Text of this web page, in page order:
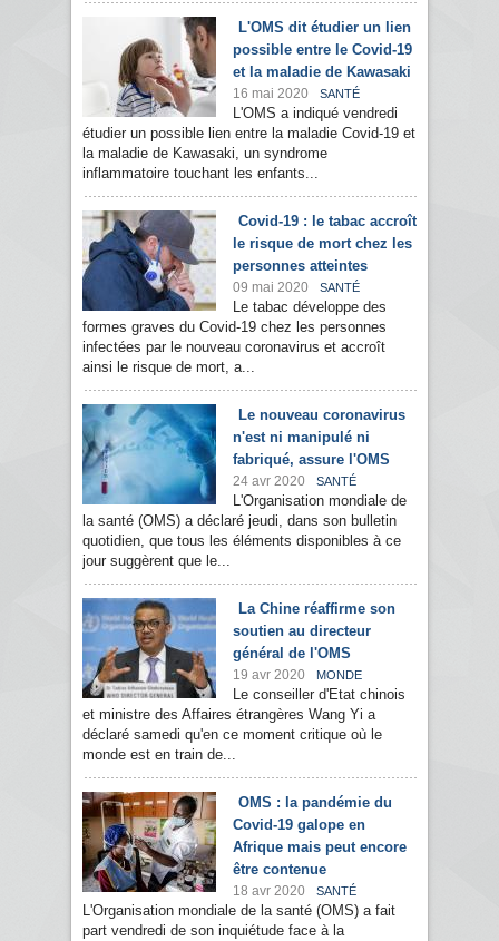
L'OMS dit étudier un lien
possible entre le Covid-19
et la maladie de Kawasaki
16 mai 2020 SANTÉ
L'OMS a indiqué vendredi
étudier un possible lien entre la maladie Covid-19 et
la maladie de Kawasaki, un syndrome
inflammatoire touchant les enfants...
Covid-19 : le tabac accroît
le risque de mort chez les
personnes atteintes
09 mai 2020 SANTÉ
Le tabac développe des
formes graves du Covid-19 chez les personnes
infectées par le nouveau coronavirus et accroît
ainsi le risque de mort, a...
Le nouveau coronavirus
n'est ni manipulé ni
fabriqué, assure l'OMS
24 avr 2020 SANTÉ
L'Organisation mondiale de
la santé (OMS) a déclaré jeudi, dans son bulletin
quotidien, que tous les éléments disponibles à ce
jour suggèrent que le...
La Chine réaffirme son
soutien au directeur
général de l'OMS
19 avr 2020 MONDE
Le conseiller d'Etat chinois
et ministre des Affaires étrangères Wang Yi a
déclaré samedi qu'en ce moment critique où le
monde est en train de...
OMS : la pandémie du
Covid-19 galope en
Afrique mais peut encore
être contenue
18 avr 2020 SANTÉ
L'Organisation mondiale de la santé (OMS) a fait
part vendredi de son inquiétude face à la